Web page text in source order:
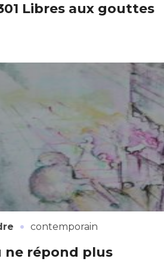
Libres aux gouttes
· contemporain
ne répond plus